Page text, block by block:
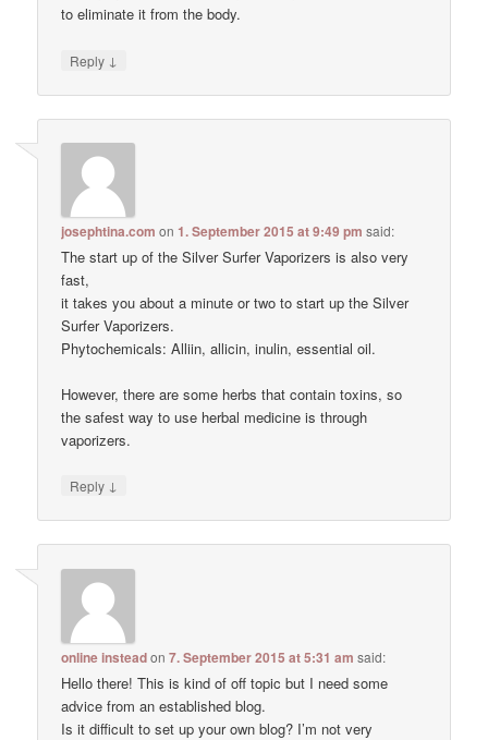
to eliminate it from the body.
Reply ↓
josephtina.com on1. September 2015 at 9:49 pm said:
The start up of the Silver Surfer Vaporizers is also very
fast,
it takes you about a minute or two to start up the Silver
Surfer Vaporizers.
Phytochemicals: Alliin, allicin, inulin, essential oil.
However, there are some herbs that contain toxins, so
the safest way to use herbal medicine is through
vaporizers.
Reply ↓
online insteadon7. September 2015 at 5:31 am said:
Hello there! This is kind of off topic but I need some
advice from an established blog.
Is it difficult to set up your own blog? I’m not very